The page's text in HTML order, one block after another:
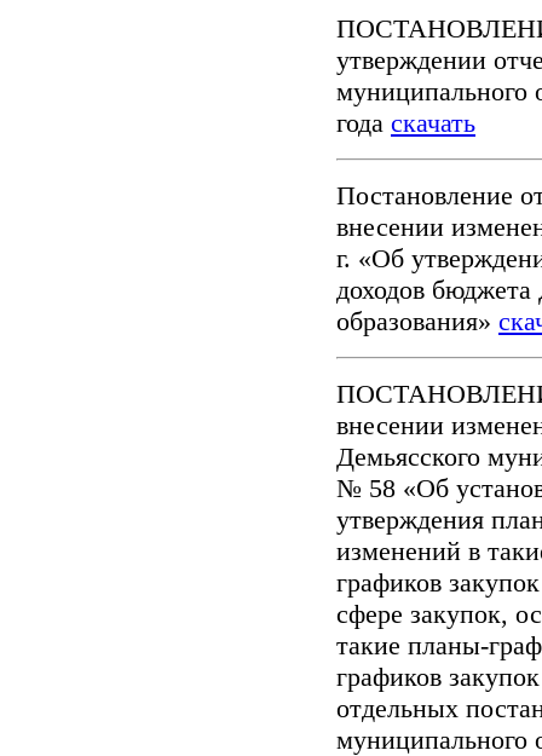
утверждении
муниципального
года скачать
Постановление
внесении
г. «Об
доходов бюджета
образования»
внесении
Демьясского
№ 58 «Об
утверждения
изменений в
графиков
сфере закупок,
такие планы-
графиков
отдельных
муниципального